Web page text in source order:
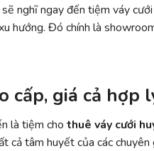
nghĩ ngay đến tiệm váy
hướng. Đó chính là
cấp, giá cả hợp
là tiệm cho thuê váy cưới
tâm huyết của các